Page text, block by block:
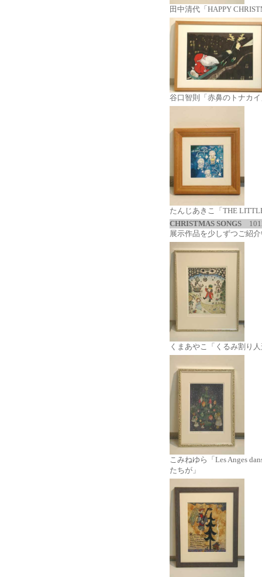
田中清代「HAPPY
谷口智則「赤鼻のトナカ
たんじあきこ「THE
CHRISTMAS SONGS
展示作品を少しずつご紹
くまあやこ「くるみ割り
こみねゆら「Les Anges
たちが」